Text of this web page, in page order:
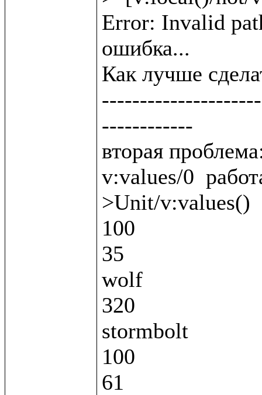
Error: Invalid
ошибка...
Как лучше
------------
вторая
v:values/0
>Unit/v:values()
100
35
wolf
320
stormbolt
100
61